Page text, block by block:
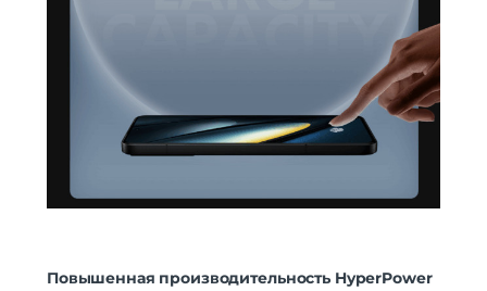
Повышенная производительность HyperPower